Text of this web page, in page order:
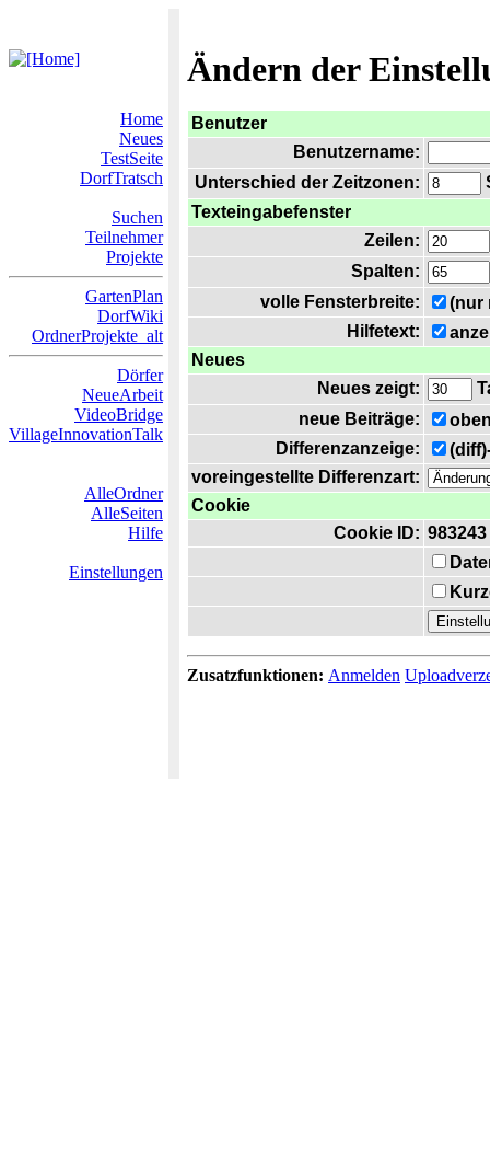
Ändern der
Home
Neues
TestSeite
DorfTratsch
Suchen
Teilnehmer
Projekte
GartenPlan
DorfWiki
OrdnerProjekte_alt
Dörfer
NeueArbeit
VideoBridge
VillageInnovationTalk
AlleOrdner
AlleSeiten
Hilfe
Einstellungen
Benutzer
Benutzername:
Unterschied der Zeitzonen:
Texteingabefenster
Zeilen:
Spalten:
volle Fensterbreite:
(nur
Hilfetext:
Neues
Neues zeigt:
neue Beiträge:
Differenzanzeige:
voreingestellte Differenzart:
Cookie
Cookie ID: 983243
Zusatzfunktionen: Anmelden